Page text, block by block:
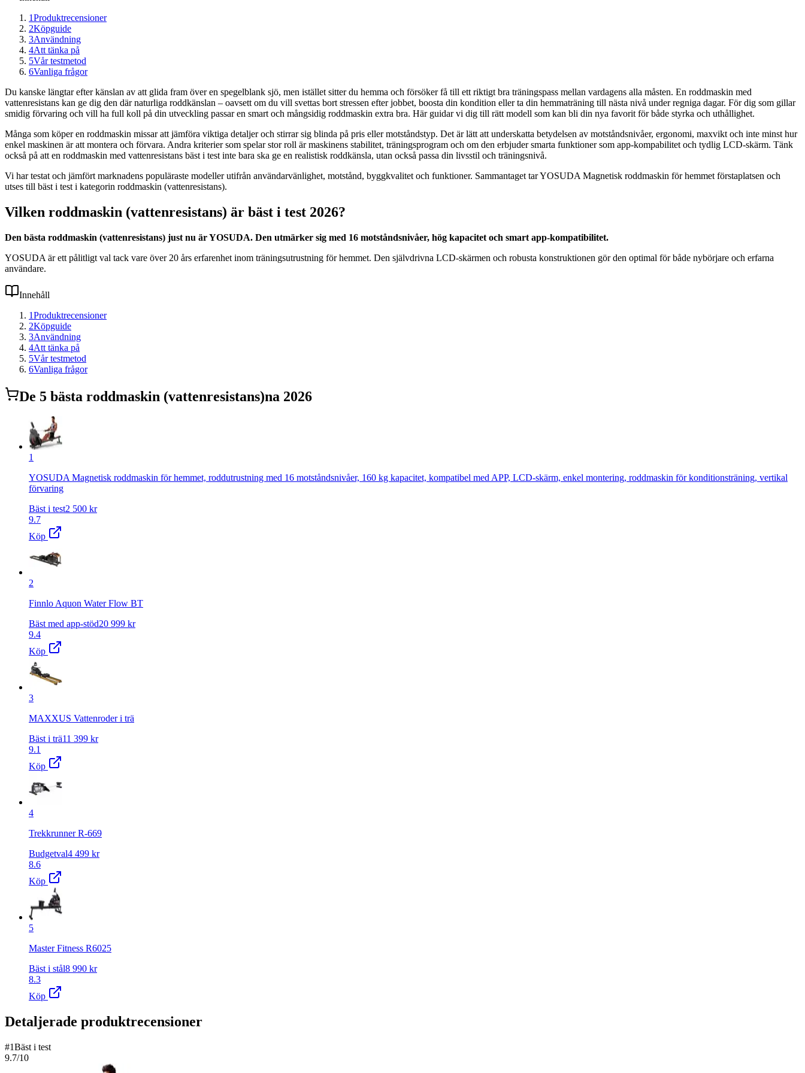
1Produktrecensioner
2Köpguide
3Användning
4Att tänka på
5Vår testmetod
6Vanliga frågor
Du kanske längtar efter känslan av att glida fram över en spegelblank sjö, men istället sitter du hemma och försöker få till ett riktigt bra träningspass mellan vardagens alla måsten. En roddmaskin med
vattenresistans kan ge dig den där naturliga roddkänslan – oavsett om du vill svettas bort stressen efter jobbet, boosta din kondition eller ta din hemmaträning till nästa nivå under regniga dagar. För dig som gillar
smidig förvaring och vill ha full koll på din utveckling passar en smart och mångsidig roddmaskin extra bra. Här guidar vi dig till rätt modell som kan bli din nya favorit för både styrka och uthållighet.
Många som köper en roddmaskin missar att jämföra viktiga detaljer och stirrar sig blinda på pris eller motståndstyp. Det är lätt att underskatta betydelsen av motståndsnivåer, ergonomi, maxvikt och inte minst hur
enkel maskinen är att montera och förvara. Andra kriterier som spelar stor roll är maskinens stabilitet, träningsprogram och om den erbjuder smarta funktioner som app-kompabilitet och tydlig LCD-skärm. Tänk
också på att en roddmaskin med vattenresistans bäst i test inte bara ska ge en realistisk roddkänsla, utan också passa din livsstil och träningsnivå.
Vi har testat och jämfört marknadens populäraste modeller utifrån användarvänlighet, motstånd, byggkvalitet och funktioner. Sammantaget tar YOSUDA Magnetisk roddmaskin för hemmet förstaplatsen och
utses till bäst i test i kategorin roddmaskin (vattenresistans).
Vilken roddmaskin (vattenresistans) är bäst i test 2026?
Den bästa roddmaskin (vattenresistans) just nu är YOSUDA. Den utmärker sig med 16 motståndsnivåer, hög kapacitet och smart app-kompatibilitet.
YOSUDA är ett pålitligt val tack vare över 20 års erfarenhet inom träningsutrustning för hemmet. Den självdrivna LCD-skärmen och robusta konstruktionen gör den optimal för både nybörjare och erfarna
användare.
Innehåll
1Produktrecensioner
2Köpguide
3Användning
4Att tänka på
5Vår testmetod
6Vanliga frågor
De 5 bästa roddmaskin (vattenresistans)na 2026
1
YOSUDA Magnetisk roddmaskin för hemmet, roddutrustning med 16 motståndsnivåer, 160 kg kapacitet, kompatibel med APP, LCD-skärm, enkel montering, roddmaskin för konditionsträning, vertikal
förvaring
Bäst i test2 500 kr
9.7
Köp
2
Finnlo Aquon Water Flow BT
Bäst med app-stöd20 999 kr
9.4
Köp
3
MAXXUS Vattenroder i trä
Bäst i trä11 399 kr
9.1
Köp
4
Trekkrunner R-669
Budgetval4 499 kr
8.6
Köp
5
Master Fitness R6025
Bäst i stål8 990 kr
8.3
Köp
Detaljerade produktrecensioner
#1Bäst i test
9.7/10